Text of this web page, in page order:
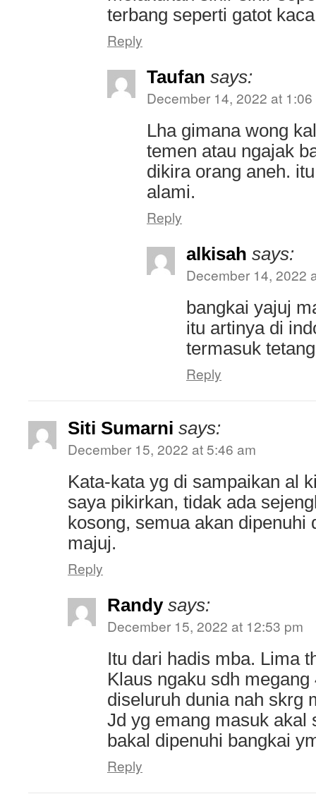
terbang seperti gatot
Reply
Taufan says:
December 14, 2022 at
Lha gimana wong
temen atau ngajak
dikira orang aneh.
alami.
Reply
alkisah says:
December 14, 2022
bangkai yajuj
itu artinya di
termasuk
Reply
Siti Sumarni says:
December 15, 2022 at 5:46 am
Kata-kata yg di sampaikan al
saya pikirkan, tidak ada
kosong, semua akan dipenuhi
majuj.
Reply
Randy says:
December 15, 2022 at 12:53 pm
Itu dari hadis mba. Lima
Klaus ngaku sdh
diseluruh dunia nah skrg
Jd yg emang masuk akal
bakal dipenuhi bangkai
Reply